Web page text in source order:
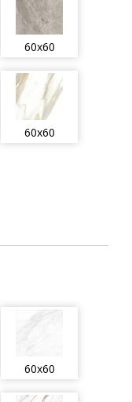
60x60
60x60
60x60